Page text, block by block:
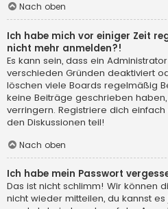
Nach oben
Ich habe mich vor einiger Zeit
nicht mehr anmelden?!
Es kann sein, dass ein
verschieden Gründen deaktiviert
löschen viele Boards regelmäßig
keine Beiträge geschrieben
verringern. Registriere dich
den Diskussionen teil!
Nach oben
Ich habe mein Passwort
Das ist nicht schlimm! Wir können
nicht wieder mitteilen, du kannst